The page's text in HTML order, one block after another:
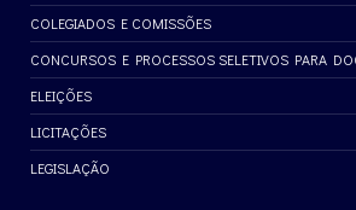
COLEGIADOS E COMISSÕES
CONCURSOS E PROCESSOS SELETIVOS PARA
ELEIÇÕES
LICITAÇÕES
LEGISLAÇÃO